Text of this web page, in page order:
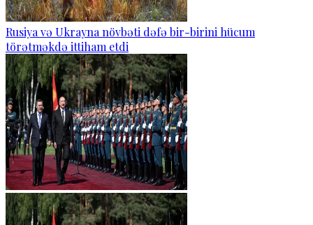
Rusiya və Ukrayna növbəti dəfə bir-birini hücum
törətməkdə ittiham etdi